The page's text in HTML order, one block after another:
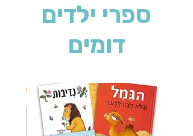
ספרי ילדים
דומים